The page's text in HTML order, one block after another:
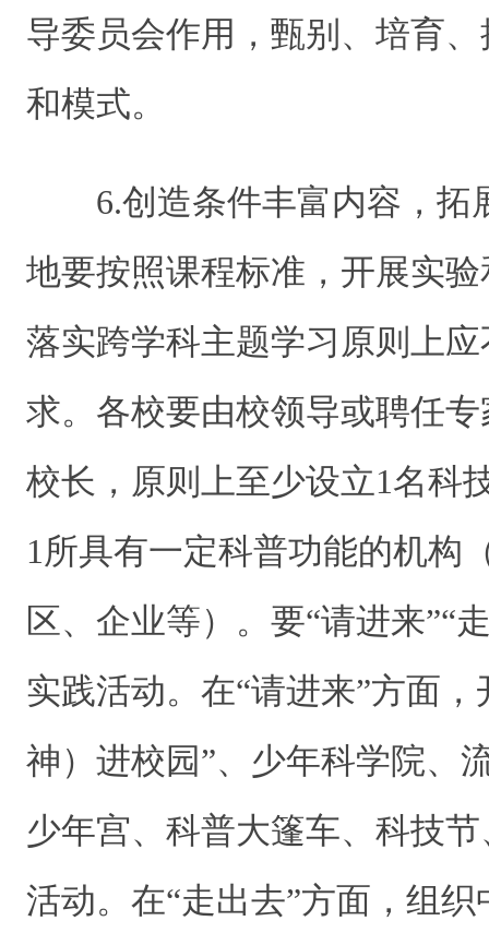
导委员会作用，甄别、培育
和模式。
6.创造条件丰富内容，拓
地要按照课程标准，开展实
落实跨学科主题学习原则上
求。各校要由校领导或聘任
校长，原则上至少设立1名科
1所具有一定科普功能的机构
区、企业等）。要“请进来”“
实践活动。在“请进来”方面
神）进校园”、少年科学院、
少年宫、科普大篷车、科技
活动。在“走出去”方面，组